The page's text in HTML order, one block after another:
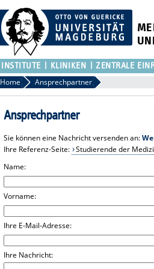
INSTITUTE KLINIKEN ZENTRALE
Home Ansprechpartner
Ansprechpartner
Sie können eine Nachricht versenden an:
Ihre Referenz-Seite: Studierende der
Name:
Vorname:
Ihre E-Mail-Adresse:
Ihre Nachricht: